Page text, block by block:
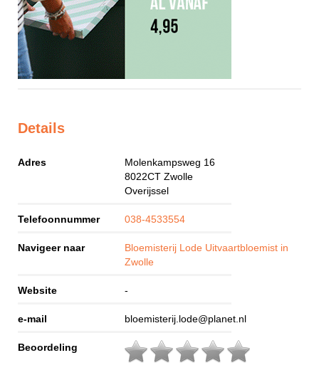
Details
Adres
Molenkampsweg 16
8022CT Zwolle
Overijssel
Telefoonnummer 038-4533554
Navigeer naar
Bloemisterij Lode Uitvaartbloemist in
Zwolle
Website -
e-mail bloemisterij.lode@planet.nl
Beoordeling